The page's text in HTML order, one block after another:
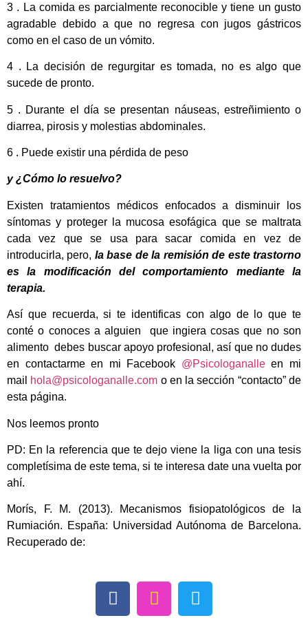
3 . La comida es parcialmente reconocible y tiene un gusto
agradable debido a que no regresa con jugos gástricos
como en el caso de un vómito.
4 . La decisión de regurgitar es tomada, no es algo que
sucede de pronto.
5 . Durante el día se presentan náuseas, estreñimiento o
diarrea, pirosis y molestias abdominales.
6 . Puede existir una pérdida de peso
y ¿Cómo lo resuelvo?
Existen tratamientos médicos enfocados a disminuir los
síntomas y proteger la mucosa esofágica que se maltrata
cada vez que se usa para sacar comida en vez de
introducirla, pero, la base de la remisión de este trastorno
es la modificación del comportamiento mediante la
terapia.
Así que recuerda, si te identificas con algo de lo que te
conté o conoces a alguien que ingiera cosas que no son
alimento debes buscar apoyo profesional, así que no dudes
en contactarme en mi Facebook @Psicologanalle en mi
mail
hola@psicologanalle.com o en la sección “contacto” de
esta página.
Nos leemos pronto
PD: En la referencia que te dejo viene la liga con una tesis
completísima de este tema, si te interesa date una vuelta por
ahí.
Morís, F. M. (2013). Mecanismos fisiopatológicos de la
Rumiación. España: Universidad Autónoma de Barcelona.
Recuperado de: